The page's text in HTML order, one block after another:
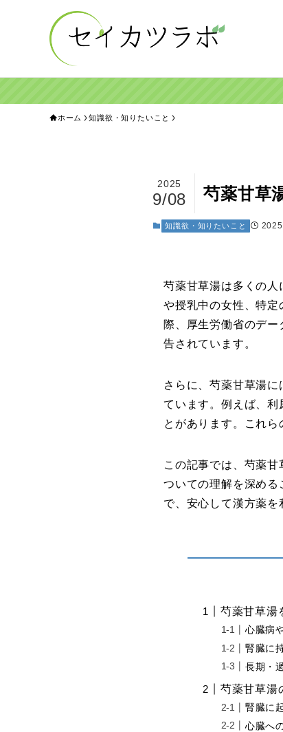
ホーム 知識欲・知りたいこと
芍薬甘草
2025
9/08
知識欲・知りたいこと 2025
芍薬甘草湯は多くの
や授乳中の女性、特
際、厚生労働省のデ
告されています。
さらに、芍薬甘草湯
ています。例えば、利
とがあります。これ
この記事では、芍薬
ついての理解を深める
で、安心して漢方薬を
芍薬甘草湯
心臓病
腎臓に
長期・
芍薬甘草湯
腎臓に
心臓へ